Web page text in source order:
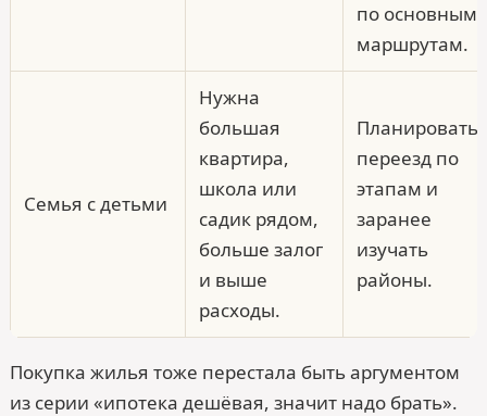
по основным
маршрутам.
Семья с детьми
Нужна
большая
квартира,
школа или
садик рядом,
больше залог
и выше
расходы.
Планировать
переезд по
этапам и
заранее
изучать
районы.
Покупка жилья тоже перестала быть аргументом
из серии «ипотека дешёвая, значит надо брать».